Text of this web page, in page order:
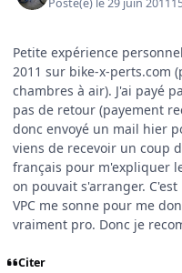
Petite expérience
2011 sur bike-x-perts.com
chambres à air). J'ai payé
pas de retour (payement
donc envoyé un mail hier
viens de recevoir un coup
français pour m'expliquer
on pouvait s'arranger.
VPC me sonne pour me
vraiment pro. Donc je
Citer